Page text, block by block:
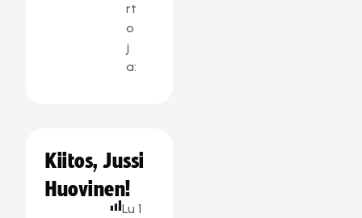
rt
o
j
a:
Kiitos, Jussi
Huovinen!
Lu 1